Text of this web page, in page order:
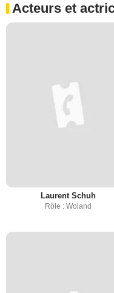
Acteurs et
Laurent Schuh
Rôle : Woland